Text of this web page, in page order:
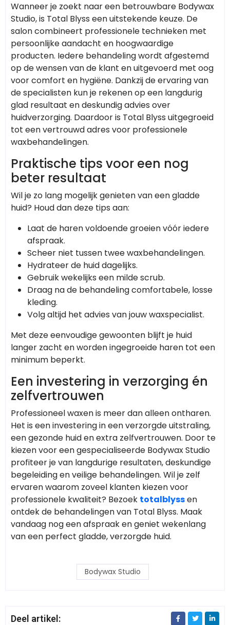
Wanneer je zoekt naar een betrouwbare Bodywax
Studio, is Total Blyss een uitstekende keuze. De
salon combineert professionele technieken met
persoonlijke aandacht en hoogwaardige
producten. Iedere behandeling wordt afgestemd
op de wensen van de klant en uitgevoerd met oog
voor comfort en hygiëne. Dankzij de ervaring van
de specialisten kun je rekenen op een langdurig
glad resultaat en deskundig advies over
huidverzorging. Daardoor is Total Blyss uitgegroeid
tot een vertrouwd adres voor professionele
waxbehandelingen.
Praktische tips voor een nog
beter resultaat
Wil je zo lang mogelijk genieten van een gladde
huid? Houd dan deze tips aan:
Laat de haren voldoende groeien vóór iedere
afspraak.
Scheer niet tussen twee waxbehandelingen.
Hydrateer de huid dagelijks.
Gebruik wekelijks een milde scrub.
Draag na de behandeling comfortabele, losse
kleding.
Volg altijd het advies van jouw waxspecialist.
Met deze eenvoudige gewoonten blijft je huid
langer zacht en worden ingegroeide haren tot een
minimum beperkt.
Een investering in verzorging én
zelfvertrouwen
Professioneel waxen is meer dan alleen ontharen.
Het is een investering in een verzorgde uitstraling,
een gezonde huid en extra zelfvertrouwen. Door te
kiezen voor een gespecialiseerde Bodywax Studio
profiteer je van langdurige resultaten, deskundige
begeleiding en veilige behandelingen. Wil je zelf
ervaren waarom zoveel klanten kiezen voor
professionele kwaliteit? Bezoek totalblyssen
ontdek de behandelingen van Total Blyss. Maak
vandaag nog een afspraak en geniet wekenlang
van een perfect gladde, verzorgde huid.
Bodywax Studio
Deel artikel: